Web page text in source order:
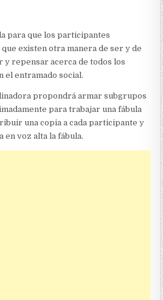
para que los participantes
existen otra manera de ser y de
repensar acerca de todos los
el entramado social.
propondrá armar subgrupos
para trabajar una fábula
una copia a cada participante y
en voz alta la fábula.